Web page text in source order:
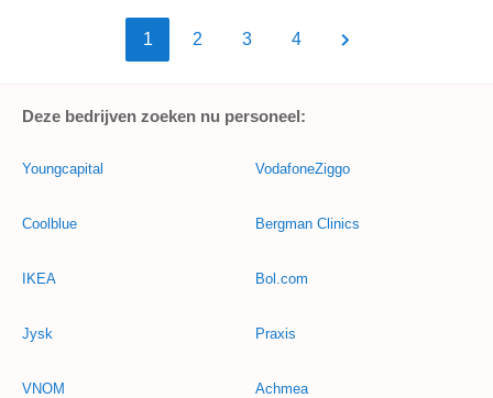
1 2 3 4
Deze bedrijven zoeken nu personeel:
Youngcapital
Coolblue
IKEA
Jysk
VNOM
VodafoneZiggo
Bergman Clinics
Bol.com
Praxis
Achmea